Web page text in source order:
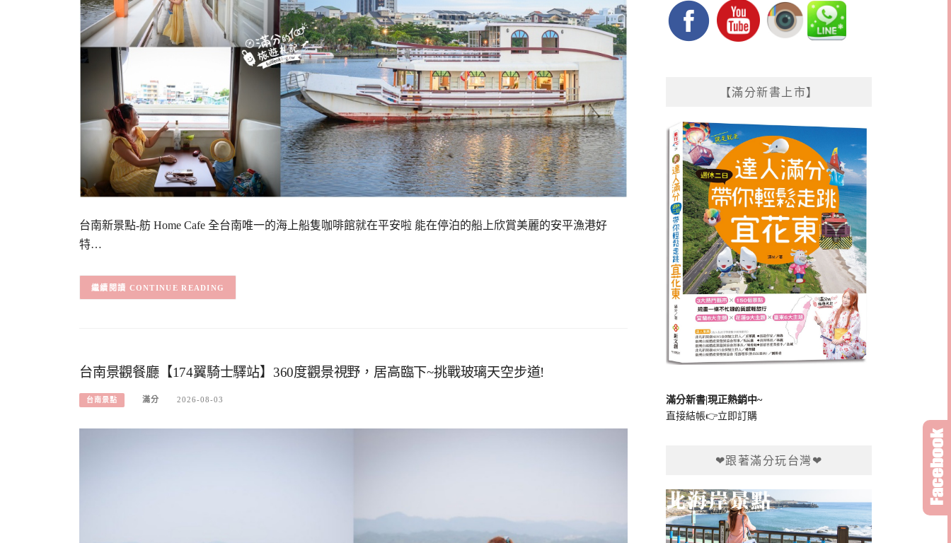
台南新景點-舫 Home Cafe 全台南唯一的海上船隻咖啡館就在平安啦 能在停泊的船上欣賞美麗的安平漁港好
特…
CONTINUE READING
台南景觀餐廳【174翼騎士驛站】360度觀景視野，居高臨下~挑戰玻璃天空步道!
台南景點 滿分 2026-08-03
【滿分新書上市】
滿分新書|現正熱銷中~
直接結帳👉立即訂購
❤跟著滿分玩台灣❤